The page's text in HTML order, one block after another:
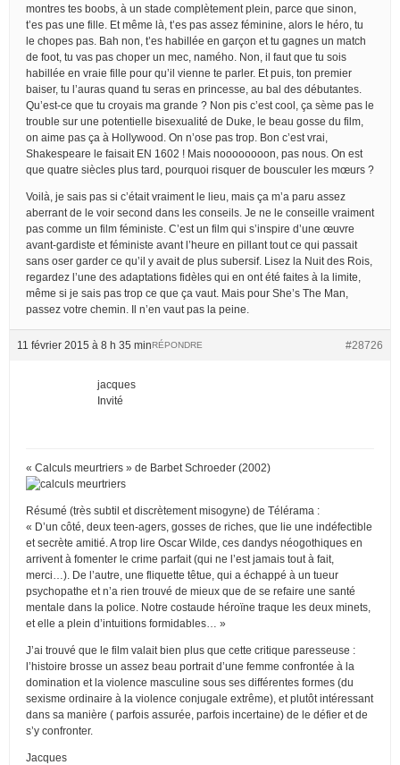
montres tes boobs, à un stade complètement plein, parce que sinon,
t’es pas une fille. Et même là, t’es pas assez féminine, alors le héro, tu
le chopes pas. Bah non, t’es habillée en garçon et tu gagnes un match
de foot, tu vas pas choper un mec, namého. Non, il faut que tu sois
habillée en vraie fille pour qu’il vienne te parler. Et puis, ton premier
baiser, tu l’auras quand tu seras en princesse, au bal des débutantes.
Qu’est-ce que tu croyais ma grande ? Non pis c’est cool, ça sème pas le
trouble sur une potentielle bisexualité de Duke, le beau gosse du film,
on aime pas ça à Hollywood. On n’ose pas trop. Bon c’est vrai,
Shakespeare le faisait EN 1602 ! Mais noooooooon, pas nous. On est
que quatre siècles plus tard, pourquoi risquer de bousculer les mœurs ?
Voilà, je sais pas si c’était vraiment le lieu, mais ça m’a paru assez
aberrant de le voir second dans les conseils. Je ne le conseille vraiment
pas comme un film féministe. C’est un film qui s’inspire d’une œuvre
avant-gardiste et féministe avant l’heure en pillant tout ce qui passait
sans oser garder ce qu’il y avait de plus subersif. Lisez la Nuit des Rois,
regardez l’une des adaptations fidèles qui en ont été faites à la limite,
même si je sais pas trop ce que ça vaut. Mais pour She’s The Man,
passez votre chemin. Il n’en vaut pas la peine.
11 février 2015 à 8 h 35 min #28726
RÉPONDRE
jacques
Invité
« Calculs meurtriers » de Barbet Schroeder (2002)
Résumé (très subtil et discrètement misogyne) de Télérama :
« D’un côté, deux teen-agers, gosses de riches, que lie une indéfectible
et secrète amitié. A trop lire Oscar Wilde, ces dandys néogothiques en
arrivent à fomenter le crime parfait (qui ne l’est jamais tout à fait,
merci…). De l’autre, une fliquette têtue, qui a échappé à un tueur
psychopathe et n’a rien trouvé de mieux que de se refaire une santé
mentale dans la police. Notre costaude héroïne traque les deux minets,
et elle a plein d’intuitions formidables… »
J’ai trouvé que le film valait bien plus que cette critique paresseuse :
l’histoire brosse un assez beau portrait d’une femme confrontée à la
domination et la violence masculine sous ses différentes formes (du
sexisme ordinaire à la violence conjugale extrême), et plutôt intéressant
dans sa manière ( parfois assurée, parfois incertaine) de le défier et de
s’y confronter.
Jacques